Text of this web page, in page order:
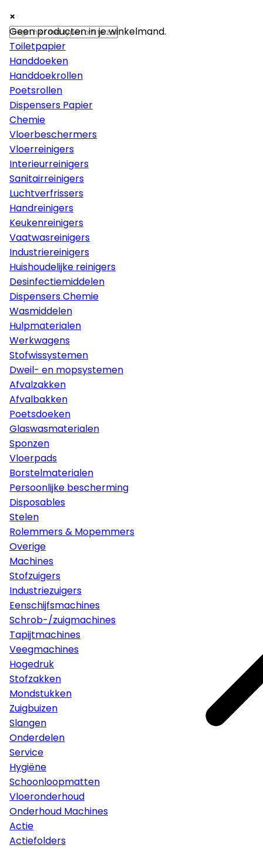
×
Papier
Toiletpapier
Handdoeken
Handdoekrollen
Poetsrollen
Dispensers Papier
Chemie
Vloerbeschermers
Vloerreinigers
Interieurreinigers
Sanitairreinigers
Luchtverfrissers
Handreinigers
Keukenreinigers
Vaatwasreinigers
Industriereinigers
Huishoudelijke reinigers
Desinfectiemiddelen
Dispensers Chemie
Wasmiddelen
Hulpmaterialen
Werkwagens
Stofwissystemen
Dweil- en mopsystemen
Afvalzakken
Afvalbakken
Poetsdoeken
Glaswasmaterialen
Sponzen
Vloerpads
Borstelmaterialen
Persoonlijke bescherming
Disposables
Stelen
Rolemmers & Mopemmers
Overige
Machines
Stofzuigers
Industriezuigers
Eenschijfsmachines
Schrob-/zuigmachines
Tapijtmachines
Veegmachines
Hogedruk
Stofzakken
Mondstukken
Zuigbuizen
Slangen
Onderdelen
Service
Hygiëne
Schoonloopmatten
Vloeronderhoud
Onderhoud Machines
Actie
Actiefolders
×
×
Geen producten in je winkelmand.